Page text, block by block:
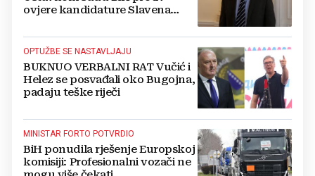
ovjere kandidature Slavena
OPTUŽBE SE NASTAVLJAJU
BUKNUO VERBALNI RAT Vučić i
Helez se posvađali oko Bugojna,
padaju teške riječi
MINISTAR FORTO POTVRDIO
BiH ponudila rješenje Europskoj
komisiji: Profesionalni vozači ne